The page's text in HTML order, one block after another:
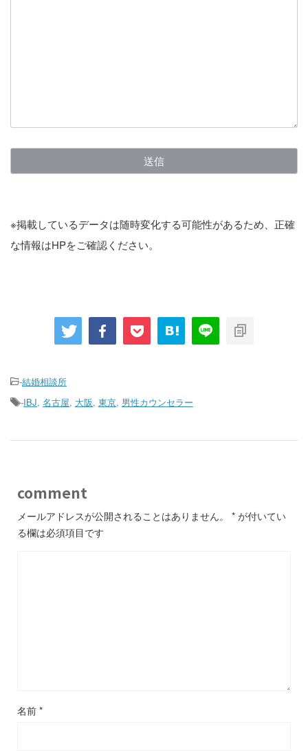
※掲載しているデータは随時変化する可能性があるため、正確
な情報はHPをご確認ください。
-結婚相談所
-IBJ, 名古屋, 大阪, 東京, 男性カウンセラー
comment
メールアドレスが公開されることはありません。 * が付いてい
る欄は必須項目です
名前 *